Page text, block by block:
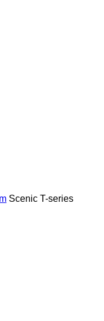
Scenic T-series